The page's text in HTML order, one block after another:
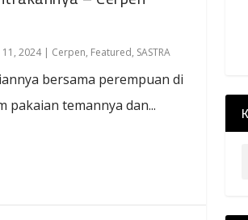
11, 2024| Cerpen, Featured, SASTRA
bersama perempuan di
pakaian temannya dan...